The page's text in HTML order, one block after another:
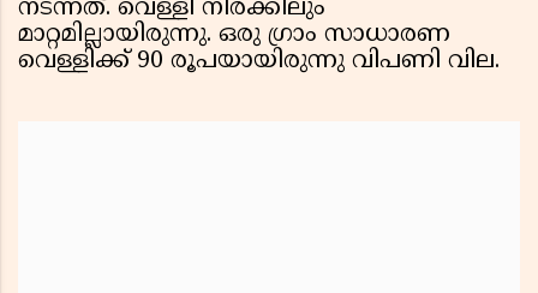
നടന്നത്. വെള്ളി നിരക്കിലും
മാറ്റമില്ലായിരുന്നു. ഒരു ഗ്രാം സാധാരണ
വെള്ളിക്ക് 90 രൂപയായിരുന്നു വിപണി വില.